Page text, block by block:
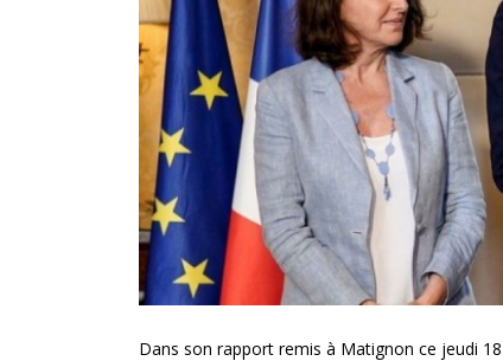
Dans son rapport remis à Matignon ce jeudi
l’arrêt maladie ?